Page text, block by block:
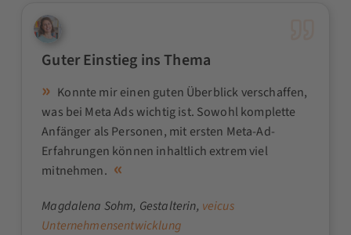
Guter Einstieg ins Thema
Konnte mir einen guten Überblick verschaffen,
was bei Meta Ads wichtig ist. Sowohl komplette
Anfänger als Personen, mit ersten Meta-Ad-
Erfahrungen können inhaltlich extrem viel
mitnehmen.
Magdalena Sohm, Gestalterin, veicus
Unternehmensentwicklung